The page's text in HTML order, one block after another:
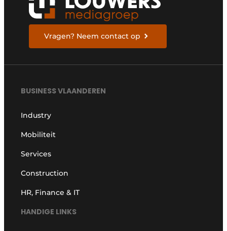
Vragen? Neem contact op
BUSINESS VLAANDEREN
Industry
Mobiliteit
Services
Construction
HR, Finance & IT
HANDIGE LINKS